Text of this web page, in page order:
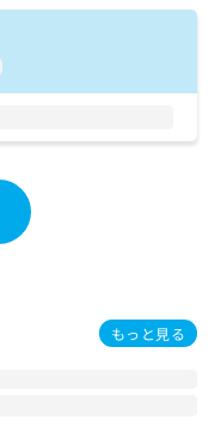
もっと見る